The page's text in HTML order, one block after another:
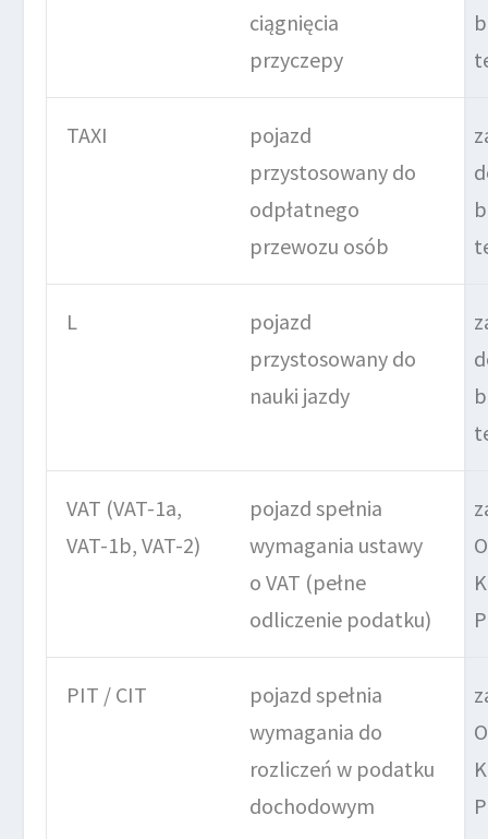
ciągnięcia
przyczepy
TAXI
pojazd
przystosowany do
odpłatnego
przewozu osób
L
pojazd
przystosowany do
nauki jazdy
VAT (VAT-1a,
VAT-1b, VAT-2)
pojazd spełnia
wymagania ustawy
o VAT (pełne
odliczenie podatku)
PIT / CIT
pojazd spełnia
wymagania do
rozliczeń w podatku
dochodowym